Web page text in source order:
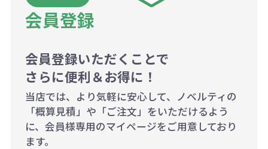
商品や印刷方法によって異なります
ので、予めご了承ください。
例：200個未満（1式：18,000円）
200個~499個の場合：42円（1個
当たり）
500個~999個の場合：35円（1個
会員登録
会員登録いただくことで
さらに便利＆お得に！
当店では、より気軽に安心して、ノベルティの
「概算見積」や「ご注文」をいただけるよう
に、会員様専用のマイページをご用意しており
ます。